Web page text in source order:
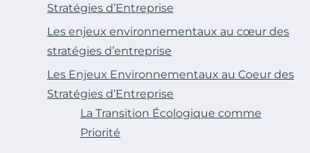
Stratégies d’Entreprise
Les enjeux environnementaux au cœur des
stratégies d’entreprise
Les Enjeux Environnementaux au Coeur des
Stratégies d’Entreprise
La Transition Écologique comme
Priorité